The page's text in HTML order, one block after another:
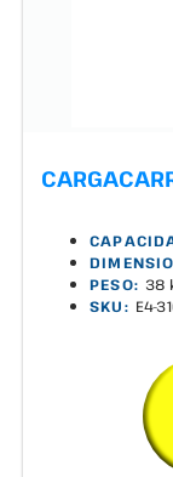
PESO: 38
SKU: E4-